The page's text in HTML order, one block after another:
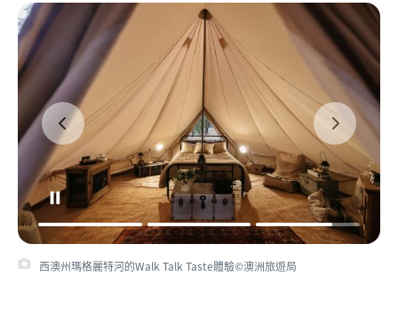
西澳州瑪格麗特河的Walk Talk Taste體驗©澳洲旅遊局